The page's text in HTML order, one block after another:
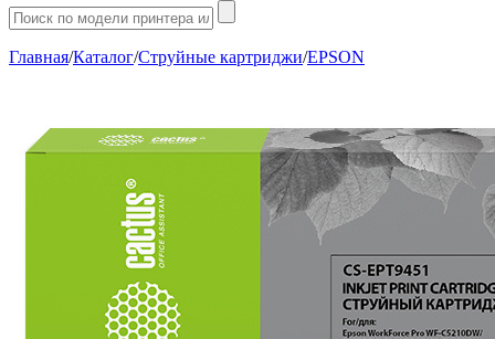
Главная/Каталог/Струйные картриджи/EPSON